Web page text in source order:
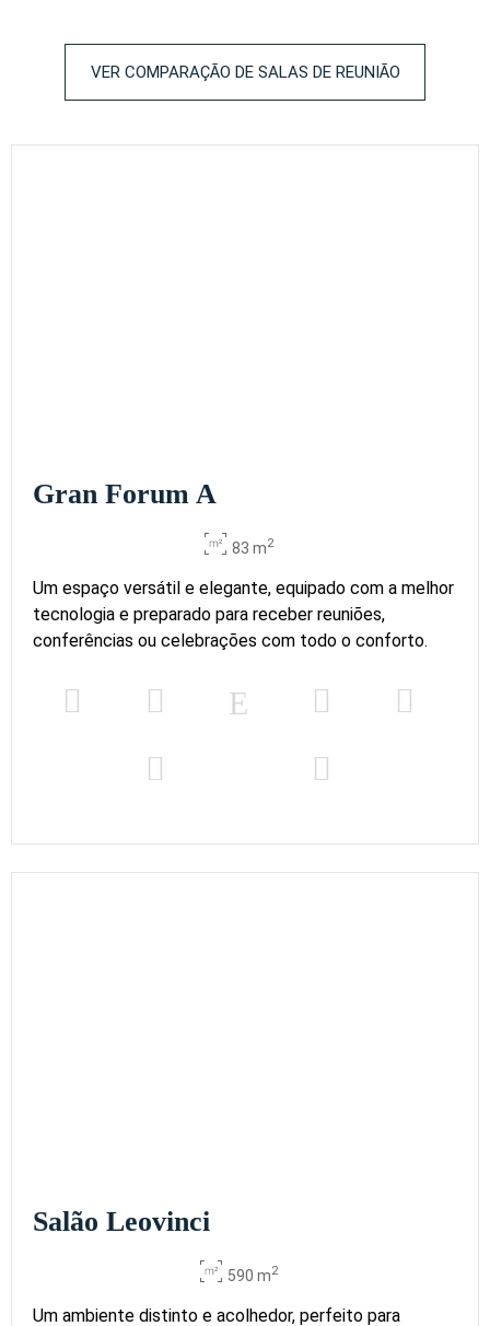
VER COMPARAÇÃO DE SALAS DE REUNIÃO
Gran Forum A
83 m2
Um espaço versátil e elegante, equipado com a melhor
tecnologia e preparado para receber reuniões,
conferências ou celebrações com todo o conforto.
Salão Leovinci
590 m2
Um ambiente distinto e acolhedor, perfeito para